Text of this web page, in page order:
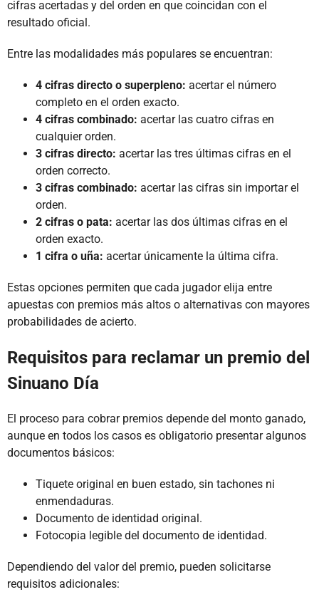
cifras acertadas y del orden en que coincidan con el
resultado oficial.
Entre las modalidades más populares se encuentran:
4 cifras directo o superpleno: acertar el número
completo en el orden exacto.
4 cifras combinado: acertar las cuatro cifras en
cualquier orden.
3 cifras directo: acertar las tres últimas cifras en el
orden correcto.
3 cifras combinado: acertar las cifras sin importar el
orden.
2 cifras o pata: acertar las dos últimas cifras en el
orden exacto.
1 cifra o uña: acertar únicamente la última cifra.
Estas opciones permiten que cada jugador elija entre
apuestas con premios más altos o alternativas con mayores
probabilidades de acierto.
Requisitos para reclamar un premio del
Sinuano Día
El proceso para cobrar premios depende del monto ganado,
aunque en todos los casos es obligatorio presentar algunos
documentos básicos:
Tiquete original en buen estado, sin tachones ni
enmendaduras.
Documento de identidad original.
Fotocopia legible del documento de identidad.
Dependiendo del valor del premio, pueden solicitarse
requisitos adicionales: